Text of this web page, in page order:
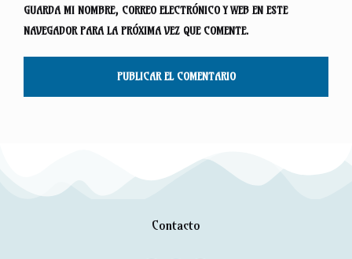
GUARDA MI NOMBRE, CORREO ELECTRÓNICO Y WEB EN ESTE
NAVEGADOR PARA LA PRÓXIMA VEZ QUE COMENTE.
Contacto